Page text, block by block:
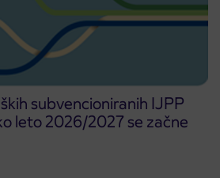
subvencioniranih IJPP
leto 2026/2027 se začne